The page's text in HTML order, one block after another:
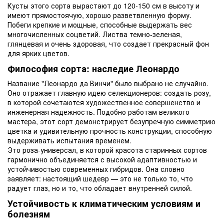
Кусты этого сорта вырастают до 120-150 см в высоту и
имеют прямостоячую, хорошо разветвленную форму.
Побеги крепкие и мощные, способные выдержать вес
многочисленных соцветий. Листва темно-зеленая,
глянцевая и очень здоровая, что создает прекрасный фон
для ярких цветов.
Философия сорта: наследие Леонардо
Название "Леонардо да Винчи" было выбрано не случайно.
Оно отражает главную идею селекционеров: создать розу,
в которой сочетаются художественное совершенство и
инженерная надежность. Подобно работам великого
мастера, этот сорт демонстрирует безупречную симметрию
цветка и удивительную прочность конструкции, способную
выдерживать испытания временем.
Это роза-универсал, в которой красота старинных сортов
гармонично объединяется с высокой адаптивностью и
устойчивостью современных гибридов. Она словно
заявляет: настоящий шедевр — это не только то, что
радует глаз, но и то, что обладает внутренней силой.
Устойчивость к климатическим условиям и
болезням